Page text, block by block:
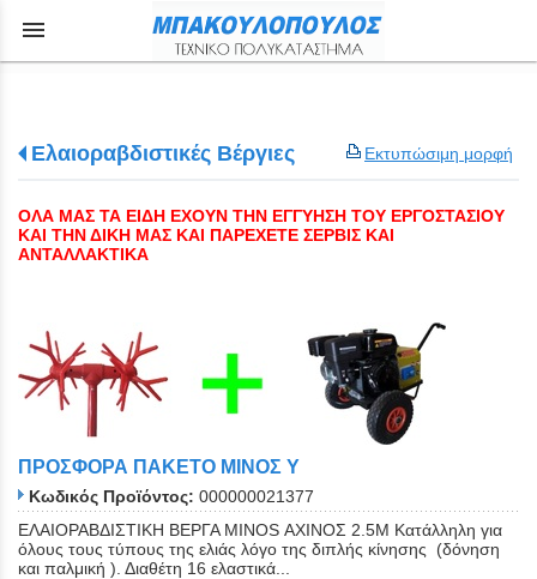
menu
Εκτυπώσιμη μορφή
Ελαιοραβδιστικές Βέργιες
ΟΛΑ ΜΑΣ ΤΑ ΕΙΔΗ ΕΧΟΥΝ ΤΗΝ ΕΓΓΥΗΣΗ ΤΟΥ ΕΡΓΟΣΤΑΣΙΟΥ
ΚΑΙ ΤΗΝ ΔΙΚΗ ΜΑΣ ΚΑΙ ΠΑΡΕΧΕΤΕ ΣΕΡΒΙΣ ΚΑΙ
ΑΝΤΑΛΛΑΚΤΙΚΑ
ΠΡΟΣΦΟΡΑ ΠΑΚΕΤΟ ΜINOΣ Y
Κωδικός Προϊόντος: 000000021377
ΕΛΑΙΟΡΑΒΔΙΣΤΙΚΗ ΒΕΡΓΑ MINOS ΑΧΙΝΟΣ 2.5M Κατάλληλη για
όλους τους τύπους της ελιάς λόγο της διπλής κίνησης (δόνηση
και παλμική ). Διαθέτη 16 ελαστικά...